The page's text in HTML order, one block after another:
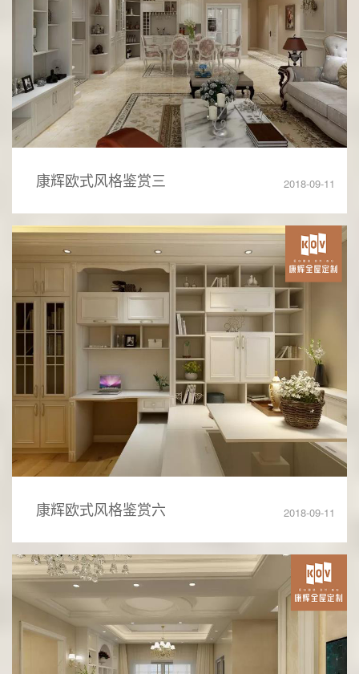
康辉欧式风格鉴赏三 2018-09-11
康辉欧式风格鉴赏六 2018-09-11